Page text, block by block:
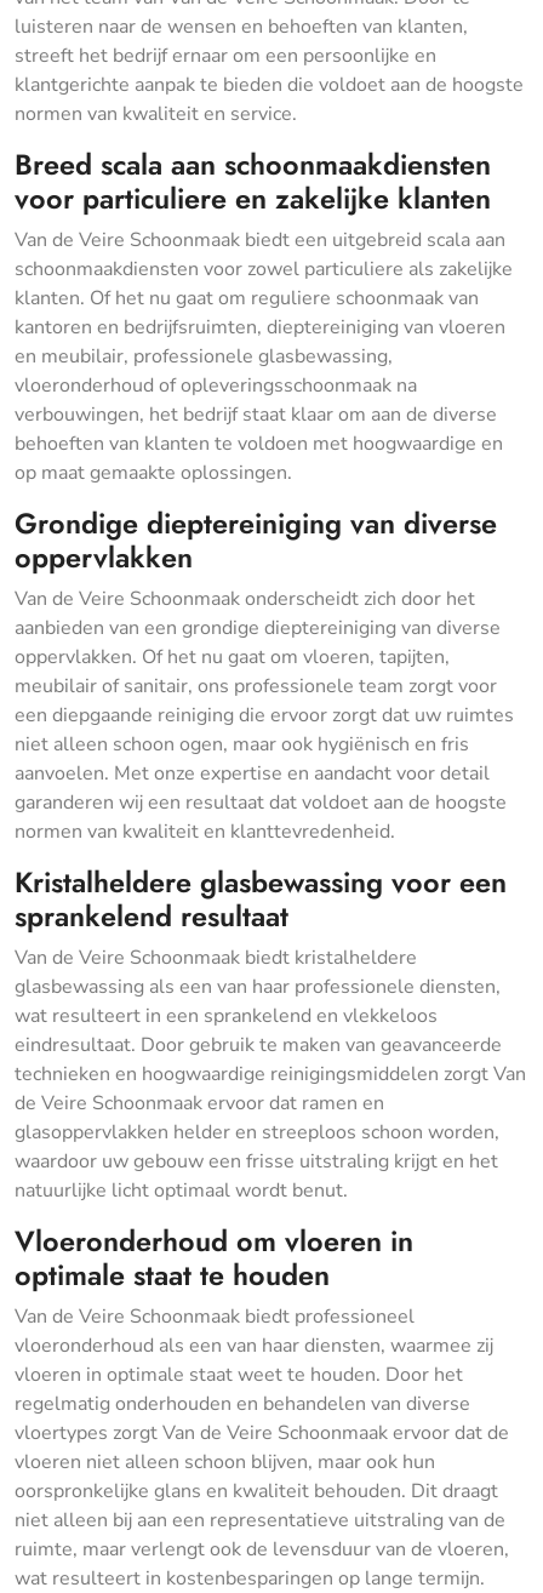
luisteren naar de wensen en behoeften van klanten,
streeft het bedrijf ernaar om een persoonlijke en
klantgerichte aanpak te bieden die voldoet aan de hoogste
normen van kwaliteit en service.
Breed scala aan schoonmaakdiensten
voor particuliere en zakelijke klanten
Van de Veire Schoonmaak biedt een uitgebreid scala aan
schoonmaakdiensten voor zowel particuliere als zakelijke
klanten. Of het nu gaat om reguliere schoonmaak van
kantoren en bedrijfsruimten, dieptereiniging van vloeren
en meubilair, professionele glasbewassing,
vloeronderhoud of opleveringsschoonmaak na
verbouwingen, het bedrijf staat klaar om aan de diverse
behoeften van klanten te voldoen met hoogwaardige en
op maat gemaakte oplossingen.
Grondige dieptereiniging van diverse
oppervlakken
Van de Veire Schoonmaak onderscheidt zich door het
aanbieden van een grondige dieptereiniging van diverse
oppervlakken. Of het nu gaat om vloeren, tapijten,
meubilair of sanitair, ons professionele team zorgt voor
een diepgaande reiniging die ervoor zorgt dat uw ruimtes
niet alleen schoon ogen, maar ook hygiënisch en fris
aanvoelen. Met onze expertise en aandacht voor detail
garanderen wij een resultaat dat voldoet aan de hoogste
normen van kwaliteit en klanttevredenheid.
Kristalheldere glasbewassing voor een
sprankelend resultaat
Van de Veire Schoonmaak biedt kristalheldere
glasbewassing als een van haar professionele diensten,
wat resulteert in een sprankelend en vlekkeloos
eindresultaat. Door gebruik te maken van geavanceerde
technieken en hoogwaardige reinigingsmiddelen zorgt Van
de Veire Schoonmaak ervoor dat ramen en
glasoppervlakken helder en streeploos schoon worden,
waardoor uw gebouw een frisse uitstraling krijgt en het
natuurlijke licht optimaal wordt benut.
Vloeronderhoud om vloeren in
optimale staat te houden
Van de Veire Schoonmaak biedt professioneel
vloeronderhoud als een van haar diensten, waarmee zij
vloeren in optimale staat weet te houden. Door het
regelmatig onderhouden en behandelen van diverse
vloertypes zorgt Van de Veire Schoonmaak ervoor dat de
vloeren niet alleen schoon blijven, maar ook hun
oorspronkelijke glans en kwaliteit behouden. Dit draagt
niet alleen bij aan een representatieve uitstraling van de
ruimte, maar verlengt ook de levensduur van de vloeren,
wat resulteert in kostenbesparingen op lange termijn.